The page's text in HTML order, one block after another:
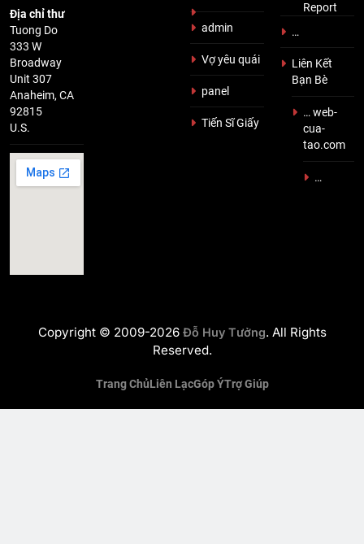
Địa chỉ thư
Tuong Do
333 W
Broadway
Unit 307
Anaheim, CA
92815
U.S.
admin
Vợ yêu quái
panel
Tiến Sĩ Giấy
Report
…
Liên Kết
Bạn Bè
… web-
cua-
tao.com
…
Copyright © 2009-2026 Đỗ Huy Tưởng. All Rights
Reserved.
Trang ChủLiên LạcGóp ÝTrợ Giúp